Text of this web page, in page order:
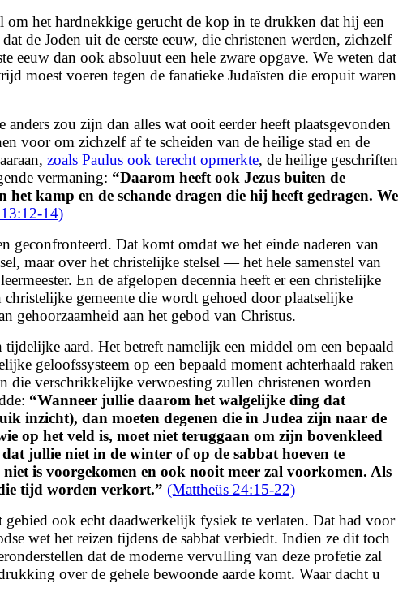
om het hardnekkige gerucht de kop in te drukken dat hij een
de Joden uit de eerste eeuw, die christenen werden, zichzelf
eeuw dan ook absoluut een hele zware opgave. We weten dat
moest voeren tegen de fanatieke Judaïsten die eropuit waren
zou zijn dan alles wat ooit eerder heeft plaatsgevonden
voor om zichzelf af te scheiden van de heilige stad en de
zoals Paulus ook terecht opmerkte, de heilige geschriften
vermaning: “Daarom heeft ook Jezus buiten de
kamp en de schande dragen die hij heeft gedragen. We
14)
geconfronteerd. Dat komt omdat we het einde naderen van
maar over het christelijke stelsel — het hele samenstel van
En de afgelopen decennia heeft er een christelijke
gemeente die wordt gehoed door plaatselijke
gehoorzaamheid aan het gebod van Christus.
aard. Het betreft namelijk een middel om een bepaald
geloofssysteem op een bepaald moment achterhaald raken
die verschrikkelijke verwoesting zullen christenen worden
“Wanneer jullie daarom het walgelijke ding dat
inzicht), dan moeten degenen die in Judea zijn naar de
op het veld is, moet niet teruggaan om zijn bovenkleed
jullie niet in de winter of op de sabbat hoeven te
is voorgekomen en ook nooit meer zal voorkomen. Als
tijd worden verkort.” (Mattheüs 24:15-22)
ook echt daadwerkelijk fysiek te verlaten. Dat had voor
wet het reizen tijdens de sabbat verbiedt. Indien ze dit toch
dat de moderne vervulling van deze profetie zal
over de gehele bewoonde aarde komt. Waar dacht u